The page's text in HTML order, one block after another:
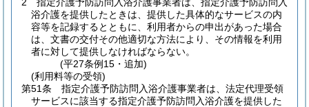
浴介護を提供したときは、提供した具体的なサービスの内
容等を記録するとともに、利用者からの申出があった場合
は、文書の交付その他適切な方法により、その情報を利用
者に対して提供しなければならない。
(平27条例15・追加)
(利用料等の受領)
第51条
指定介護予防訪問入浴介護事業者は、法定代理受領
サービスに該当する指定介護予防訪問入浴介護を提供した